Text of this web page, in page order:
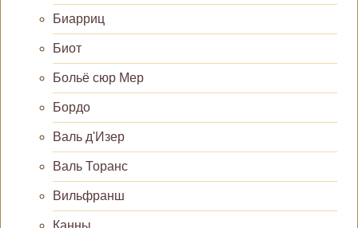
Биарриц
Биот
Больё сюр Мер
Бордо
Валь д'Изер
Валь Торанс
Вильфранш